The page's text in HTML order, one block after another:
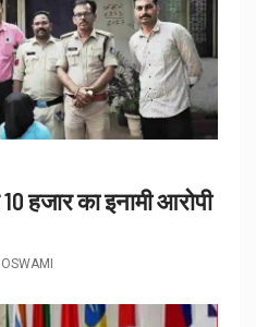
हजार का इनामी आरोपी